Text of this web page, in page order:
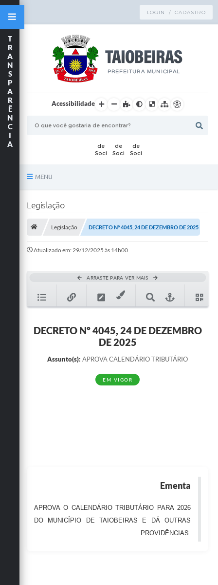
LOGIN / CADASTRO
Acessibilidade
MENU
Mapa do Site
SIC
Galeria de Fotos
Galeria de Vídeos
T
R
A
N
S
P
A
R
Ê
N
C
I
A
Legislação
Legislação DECRETO Nº 4045, 24 DE DEZEMBRO DE 2025
Atualizado em: 29/12/2025 às 14h00
ARRASTE PARA VER MAIS
DECRETO Nº 4045, 24 DE DEZEMBRO
DE 2025
Assunto(s): APROVA CALENDÁRIO TRIBUTÁRIO
EM VIGOR
Ementa
APROVA O CALENDÁRIO TRIBUTÁRIO PARA 2026
DO MUNICÍPIO DE TAIOBEIRAS E DÁ OUTRAS
PROVIDÊNCIAS.